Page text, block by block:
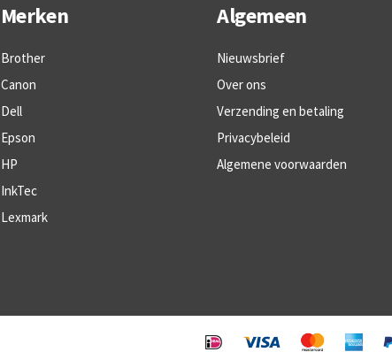
Merken
Brother
Canon
Dell
Epson
HP
InkTec
Lexmark
Algemeen
Nieuwsbrief
Over ons
Verzending en betaling
Privacybeleid
Algemene voorwaarden